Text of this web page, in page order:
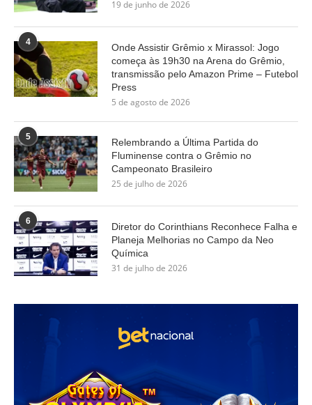
19 de junho de 2026
4
Onde Assistir Grêmio x Mirassol: Jogo
começa às 19h30 na Arena do Grêmio,
transmissão pelo Amazon Prime – Futebol
Press
5 de agosto de 2026
5
Relembrando a Última Partida do
Fluminense contra o Grêmio no
Campeonato Brasileiro
25 de julho de 2026
6
Diretor do Corinthians Reconhece Falha e
Planeja Melhorias no Campo da Neo
Química
31 de julho de 2026